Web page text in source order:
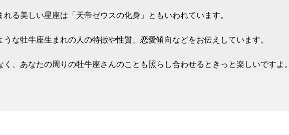
れる美しい星座は「天帝ゼウスの化身」ともいわれています。
うな牡牛座生まれの人の特徴や性質、恋愛傾向などをお伝えしています。
く、あなたの周りの牡牛座さんのことも照らし合わせるときっと楽しいですよ。